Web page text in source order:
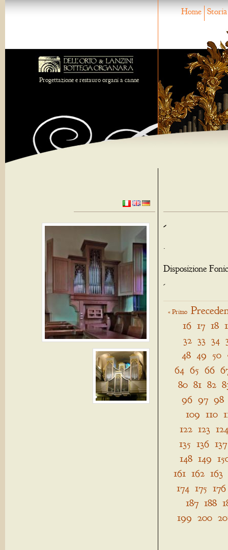
Home Storia
Progettazione e restauro organi a canne
-
.
Disposizione
-
« Primo
16 17 18
32 33 34
48 49 50
64 65 66
80 81 82
96 97 98
109 110
122 123 124
135 136 137
148 149
161 162 163
174 175 176
187 188
199 200